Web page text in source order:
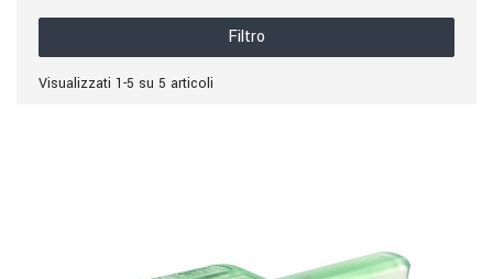
Filtro
Visualizzati 1-5 su 5 articoli